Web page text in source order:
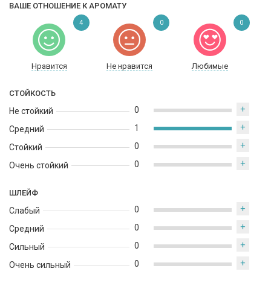
ВАШЕ ОТНОШЕНИЕ К АРОМАТУ
Нравится Не нравится Любимые
4 0 0
СТОЙКОСТЬ
Не стойкий
Средний
Стойкий
Очень стойкий
0 +
1 +
0 +
0 +
ШЛЕЙФ
Слабый
Средний
Сильный
Очень сильный
0 +
0 +
0 +
0 +